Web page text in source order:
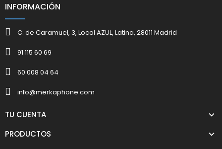
INFORMACIÓN
C. de Caramuel, 3, Local AZUL, Latina, 28011 Madrid
91 115 60 69
60 008 04 64
info@merkaphone.com
TU CUENTA
PRODUCTOS